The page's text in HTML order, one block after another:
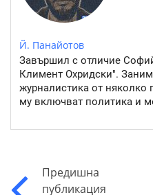
Й. Панайотов
Завършил с отличие
Климент Охридски".
журналистика от няколко
му включват политика и
Предишна
публикация